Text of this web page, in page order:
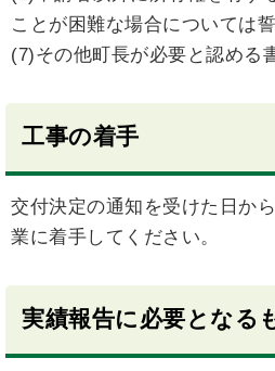
ことが困難な場合については
(7)その他町長が必要と認める
工事の着手
交付決定の通知を受けた日か
業に着手してください。
実績報告に必要となる